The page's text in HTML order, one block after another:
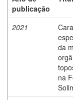
publicação
2021
da
na